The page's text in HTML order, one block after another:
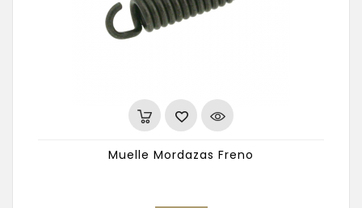
Muelle Mordazas Freno